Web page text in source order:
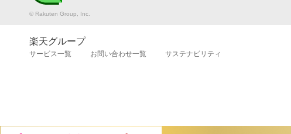
© Rakuten Group, Inc.
楽天グループ
サービス一覧 お問い合わせ一覧 サステナビリティ